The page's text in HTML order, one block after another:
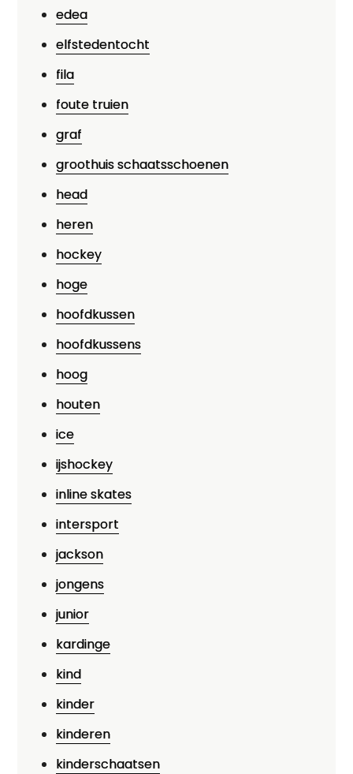
edea
elfstedentocht
fila
foute truien
graf
groothuis schaatsschoenen
head
heren
hockey
hoge
hoofdkussen
hoofdkussens
hoog
houten
ice
ijshockey
inline skates
intersport
jackson
jongens
junior
kardinge
kind
kinder
kinderen
kinderschaatsen